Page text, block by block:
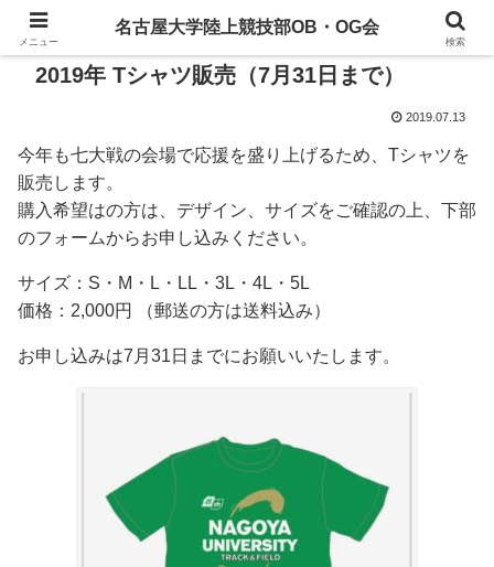
2019年 Tシャツ販売（7月31日まで）
2019.07.13
今年も七大戦の会場で応援を盛り上げるため、Tシャツを
販売します。
購入希望はの方は、デザイン、サイズをご確認の上、下部
のフォームからお申し込みください。
サイズ：S・M・L・LL・3L・4L・5L
価格：2,000円 （郵送の方は送料込み）
お申し込みは7月31日までにお願いいたします。
メニュー
名古屋大学陸上競技部OB・OG会
検索